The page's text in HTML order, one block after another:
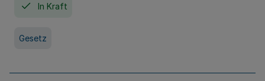
In Kraft
Gesetz